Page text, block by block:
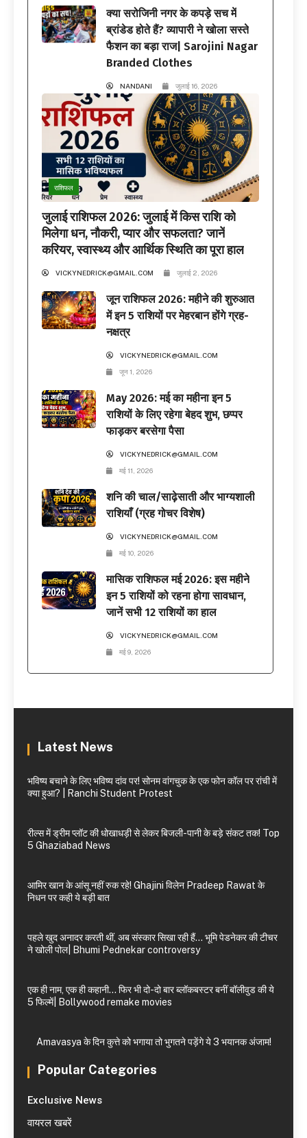
क्या सरोजिनी नगर के कपड़े सच में
ब्रांडेड होते हैं? व्यापारी ने खोला सस्ते
फैशन का बड़ा राज| Sarojini Nagar
Branded Clothes
NANDANI जुलाई 16, 2026
राशिफल
जुलाई राशिफल 2026: जुलाई में किस राशि को
मिलेगा धन, नौकरी, प्यार और सफलता? जानें
करियर, स्वास्थ्य और आर्थिक स्थिति का पूरा हाल
VICKYNEDRICK@GMAIL.COM जुलाई 2, 2026
जून राशिफल 2026: महीने की शुरुआत
में इन 5 राशियों पर मेहरबान होंगे ग्रह-
नक्षत्र
VICKYNEDRICK@GMAIL.COM
जून 1, 2026
May 2026: मई का महीना इन 5
राशियों के लिए रहेगा बेहद शुभ, छप्पर
फाड़कर बरसेगा पैसा
VICKYNEDRICK@GMAIL.COM
मई 11, 2026
शनि की चाल/साढ़ेसाती और भाग्यशाली
राशियाँ (ग्रह गोचर विशेष)
VICKYNEDRICK@GMAIL.COM
मई 10, 2026
मासिक राशिफल मई 2026: इस महीने
इन 5 राशियों को रहना होगा सावधान,
जानें सभी 12 राशियों का हाल
VICKYNEDRICK@GMAIL.COM
मई 9, 2026
Latest News
भविष्य बचाने के लिए भविष्य दांव पर! सोनम वांगचुक के एक फोन कॉल पर रांची में
क्या हुआ? | Ranchi Student Protest
रील्स में ड्रीम प्लॉट की धोखाधड़ी से लेकर बिजली-पानी के बड़े संकट तक! Top
5 Ghaziabad News
आमिर खान के आंसू नहीं रुक रहे! Ghajini विलेन Pradeep Rawat के
निधन पर कही ये बड़ी बात
पहले खुद अनादर करती थीं, अब संस्कार सिखा रही हैं… भूमि पेडनेकर की टीचर
ने खोली पोल| Bhumi Pednekar controversy
एक ही नाम, एक ही कहानी… फिर भी दो-दो बार ब्लॉकबस्टर बनीं बॉलीवुड की ये
5 फिल्में| Bollywood remake movies
Amavasya के दिन कुत्ते को भगाया तो भुगतने पड़ेंगे ये 3 भयानक अंजाम!
Popular Categories
Exclusive News
वायरल खबरें